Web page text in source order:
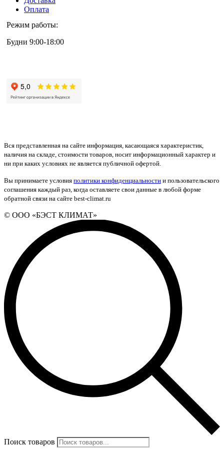
Оплата
Режим работы:
Будни 9:00-18:00
Вся представленная на сайте информация, касающаяся характеристик,
наличия на складе, стоимости товаров, носит информационный характер и
ни при каких условиях не является публичной офертой.
Вы принимаете условия политики конфиденциальности и пользовательского
соглашения каждый раз, когда оставляете свои данные в любой форме
обратной связи на сайте best-climat.ru
© ООО «БЭСТ КЛИМАТ»
Поиск товаров